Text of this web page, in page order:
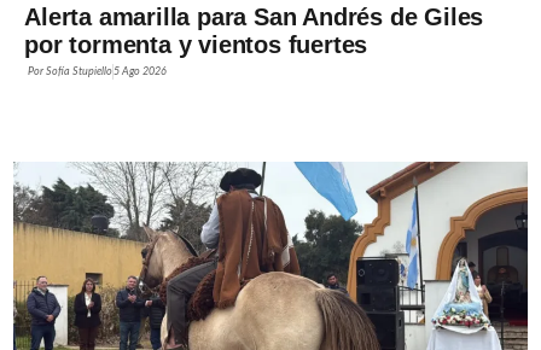
Alerta amarilla para San Andrés de Giles
por tormenta y vientos fuertes
PorSofía Stupiello 5 Ago 2026